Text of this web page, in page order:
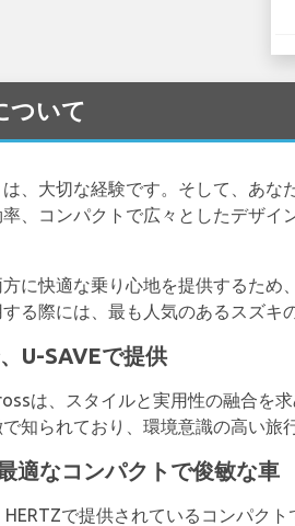
ついて
、大切な経験です。そして、あな
、コンパクトで広々としたデザイ
に快適な乗り心地を提供するため
る際には、最も人気のあるスズキ
U-SAVEで提供
は、スタイルと実用性の融合を
知られており、環境意識の高い旅
適なコンパクトで俊敏な車
で提供されているコンパク